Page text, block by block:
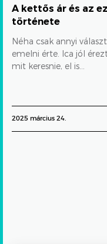
REKLAMÁCIÓ
A kettős ár és az
története
Néha csak annyi
emelni érte. Ica jól
mit keresnie, el is...
2025 március 24.